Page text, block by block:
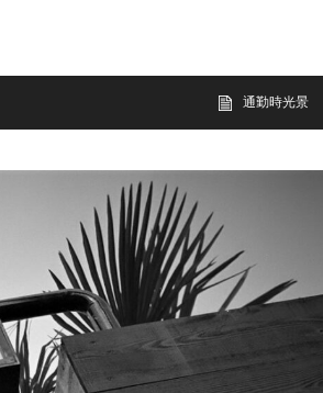
通勤時光景